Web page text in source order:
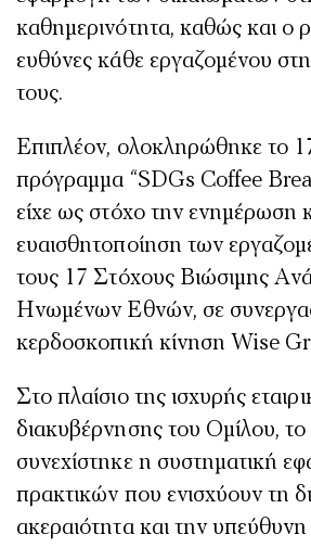
καθημερινότητα, καθώς και ο
ευθύνες κάθε εργαζομένου
τους.
Επιπλέον, ολοκληρώθηκε το
πρόγραμμα “SDGs Coffee
είχε ως στόχο την ενημέρωση
ευαισθητοποίηση των
τους 17 Στόχους Βιώσιμης
Ηνωμένων Εθνών, σε
κερδοσκοπική κίνηση Wise
Στο πλαίσιο της ισχυρής
διακυβέρνησης του Ομίλου,
συνεχίστηκε η συστηματική
πρακτικών που ενισχύουν τη
ακεραιότητα και την υπεύθυνη